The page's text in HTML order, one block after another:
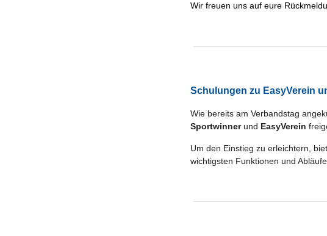
Wir freuen uns auf eure
Schulungen zu EasyVerein
Wie bereits am Verbandstag
Sportwinnerund EasyVerein
Um den Einstieg zu erleichtern,
wichtigsten Funktionen und